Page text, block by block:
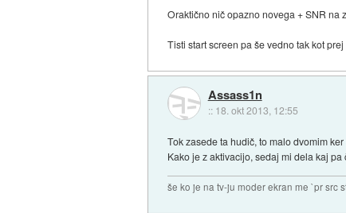
Oraktično nič opazno novega + SNR na
Tisti start screen pa še vedno tak kot
Assass1n
:: 18. okt 2013, 12:55
Tok zasede ta hudič, to malo dvomim
Kako je z aktivacijo, sedaj mi dela kaj
še ko je na tv-ju moder ekran me `pr src